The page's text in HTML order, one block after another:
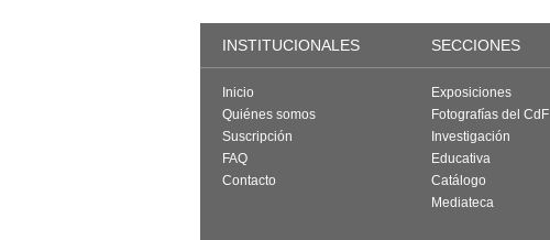
INSTITUCIONALES SECCIONES
Inicio
Quiénes somos
Suscripción
FAQ
Contacto
Exposiciones
Fotografías del CdF
Investigación
Educativa
Catálogo
Mediateca